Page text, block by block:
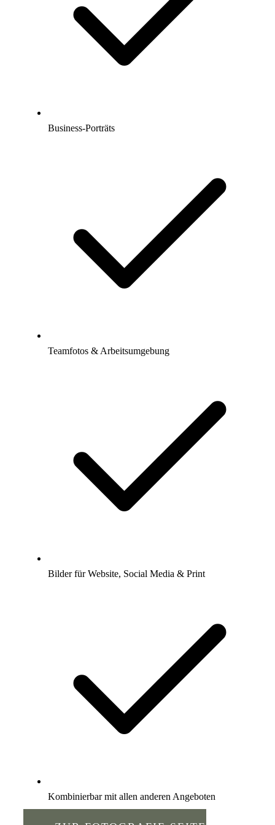
Business-Porträts
Teamfotos & Arbeitsumgebung
Bilder für Website, Social Media & Print
Kombinierbar mit allen anderen Angeboten